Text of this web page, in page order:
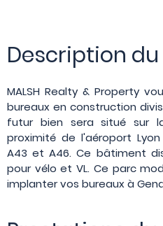
Description
MALSH Realty & Property
bureaux en construction
futur bien sera situé sur
proximité de l'aéroport
A43 et A46. Ce bâtiment
pour vélo et VL. Ce parc
implanter vos bureaux à